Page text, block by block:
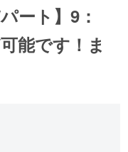
ート】9：
能です！ま